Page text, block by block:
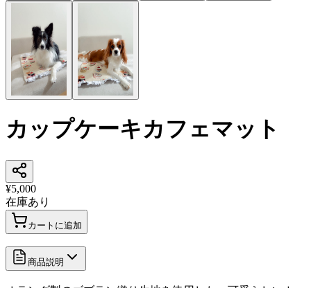
カップケーキカフェマット
¥5,000
在庫あり
カートに追加
商品説明